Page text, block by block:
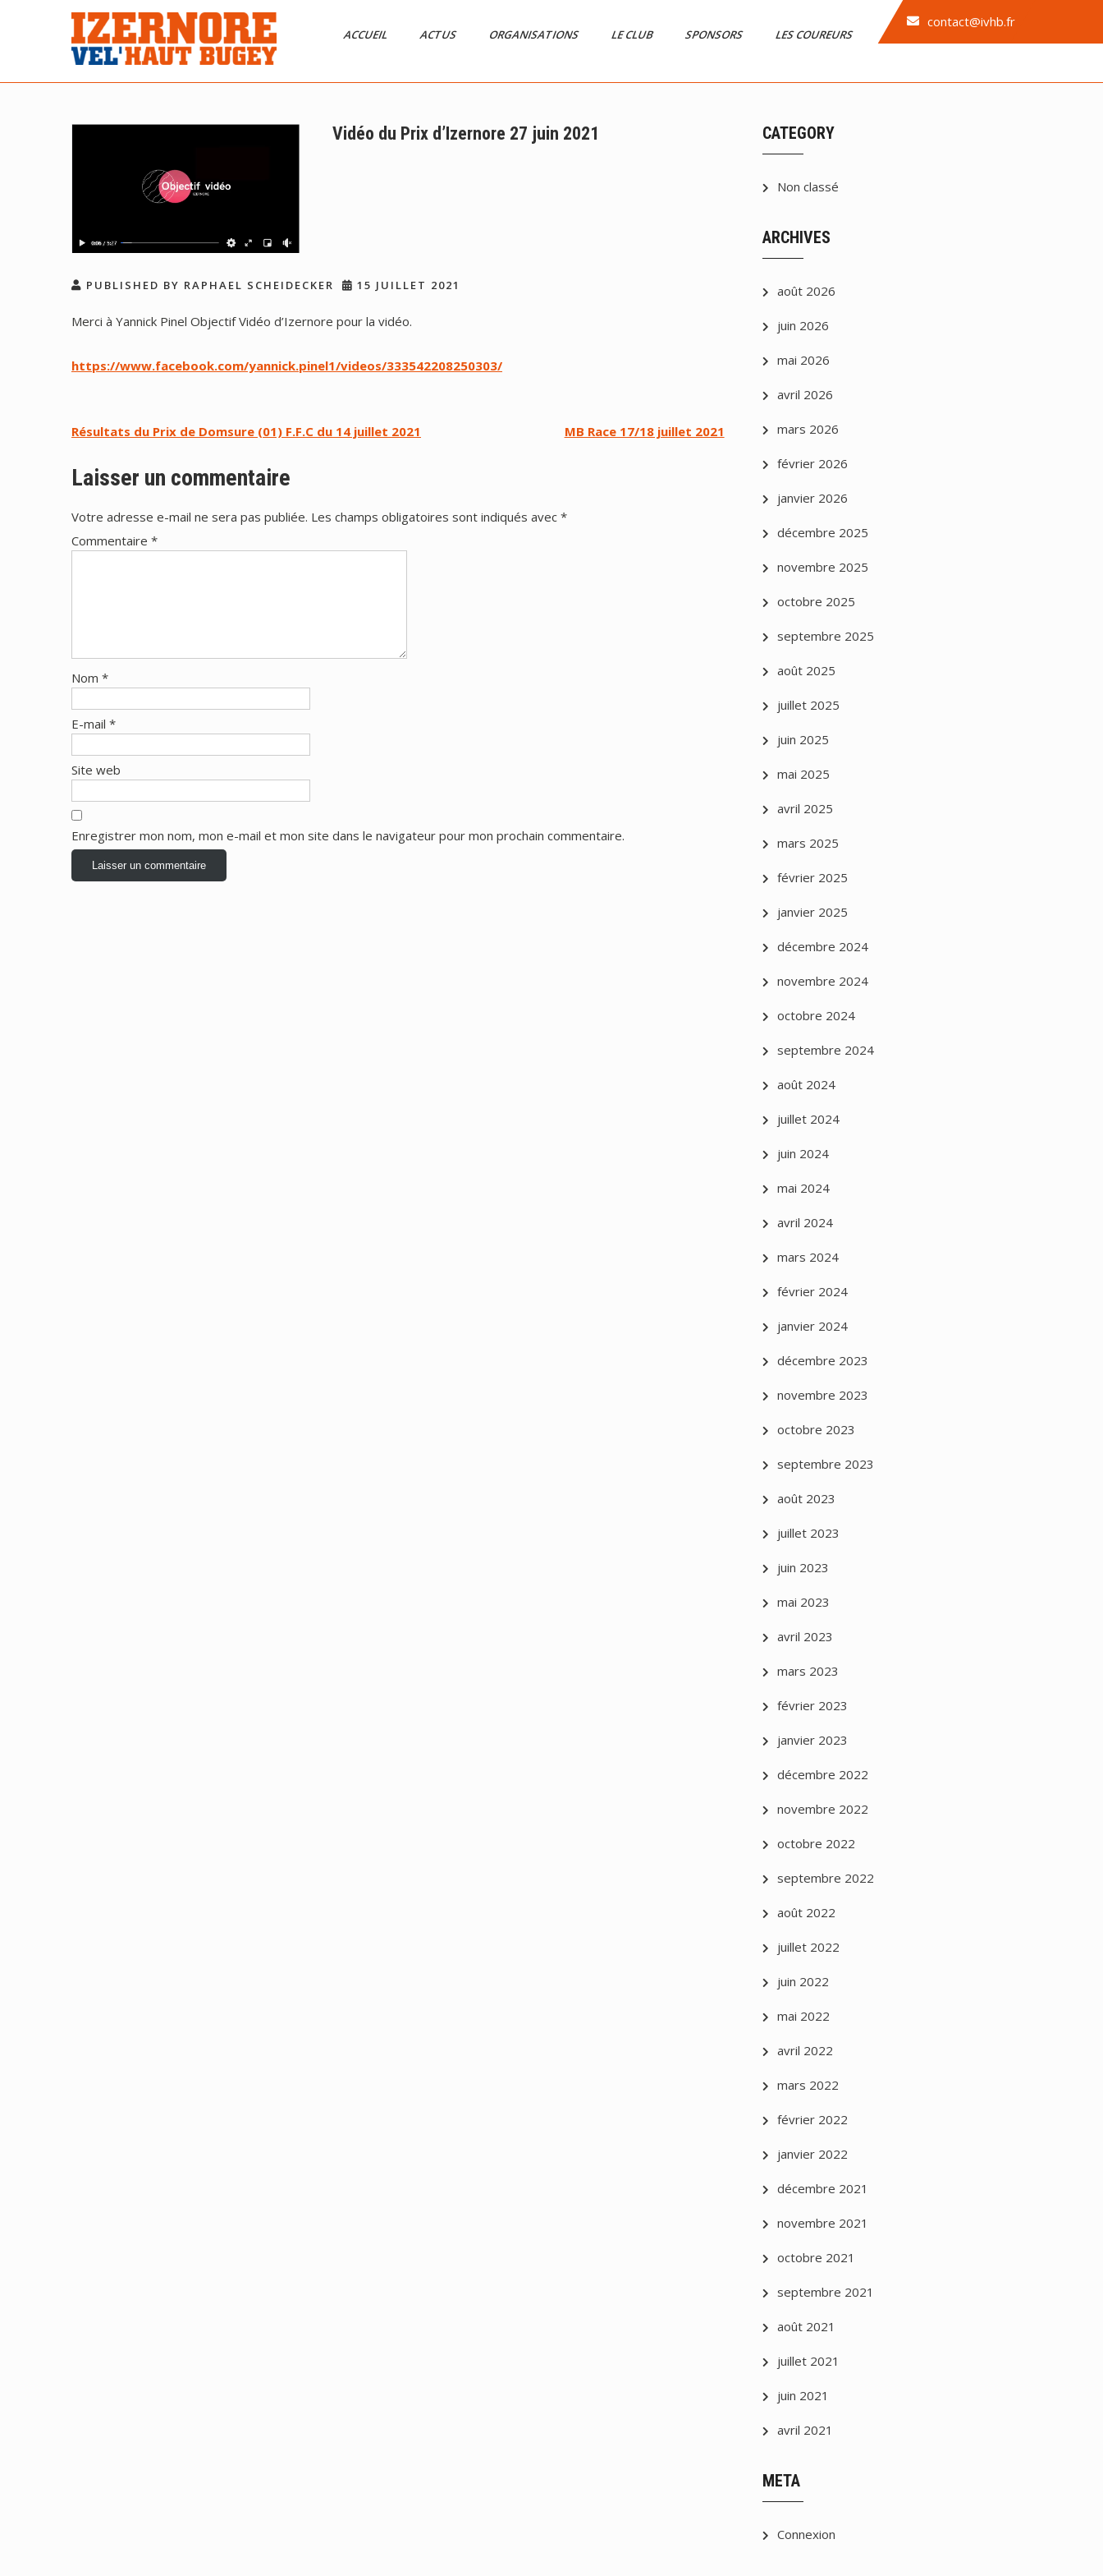
Izernore Vel’Haut
CLUB DE CYCLISME AFFILIÉ FFC
contact@ivhb.fr
ACCUEIL ACTUS ORGANISATIONS LE CLUB SPONSORS LES COUREURS
Vidéo du Prix d’Izernore 27 juin 2021
PUBLISHED BY RAPHAEL SCHEIDECKER 15 JUILLET 2021
Merci à Yannick Pinel Objectif Vidéo d’Izernore pour la vidéo.
https://www.facebook.com/yannick.pinel1/videos/333542208250303/
Navigation
l’article
Résultats du Prix de Domsure (01) F.F.C du 14 juillet 2021 MB Race 17/18 juillet 2021
Laisser un commentaire
Votre adresse e-mail ne sera pas publiée. Les champs obligatoires sont indiqués avec *
Commentaire *
Nom *
E-mail *
Site web
Enregistrer mon nom, mon e-mail et mon site dans le navigateur pour mon prochain commentaire.
CATEGORY
Non classé
ARCHIVES
août 2026
juin 2026
mai 2026
avril 2026
mars 2026
février 2026
janvier 2026
décembre 2025
novembre 2025
octobre 2025
septembre 2025
août 2025
juillet 2025
juin 2025
mai 2025
avril 2025
mars 2025
février 2025
janvier 2025
décembre 2024
novembre 2024
octobre 2024
septembre 2024
août 2024
juillet 2024
juin 2024
mai 2024
avril 2024
mars 2024
février 2024
janvier 2024
décembre 2023
novembre 2023
octobre 2023
septembre 2023
août 2023
juillet 2023
juin 2023
mai 2023
avril 2023
mars 2023
février 2023
janvier 2023
décembre 2022
novembre 2022
octobre 2022
septembre 2022
août 2022
juillet 2022
juin 2022
mai 2022
avril 2022
mars 2022
février 2022
janvier 2022
décembre 2021
novembre 2021
octobre 2021
septembre 2021
août 2021
juillet 2021
juin 2021
avril 2021
META
Connexion